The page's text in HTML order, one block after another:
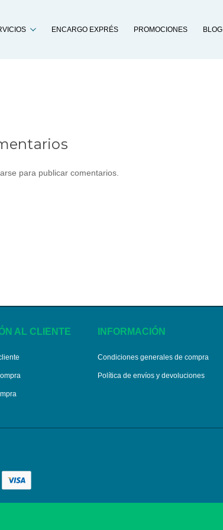
ENCARGO EXPRÉS PROMOCIONES BLOG
para publicar comentarios.
AL CLIENTE INFORMACIÓN
Condiciones generales de compra
Política de envíos y devoluciones